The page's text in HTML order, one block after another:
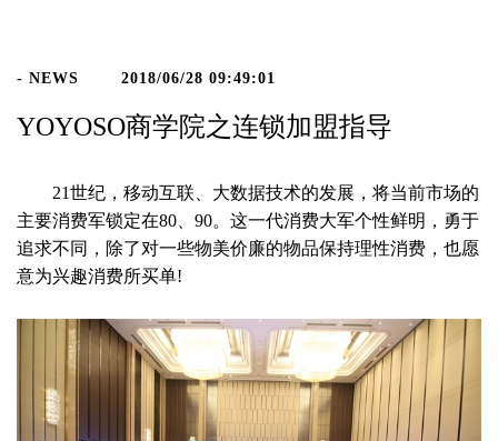
- NEWS 2018/06/28 09:49:01
YOYOSO商学院之连锁加盟指导
21世纪，移动互联、大数据技术的发展，将当前市场的
主要消费军锁定在80、90。这一代消费大军个性鲜明，勇于
追求不同，除了对一些物美价廉的物品保持理性消费，也愿
意为兴趣消费所买单!